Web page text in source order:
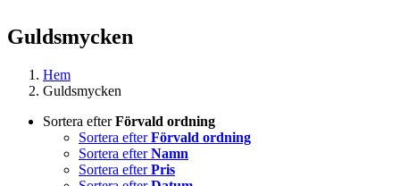
Guldsmycken
Hem
Guldsmycken
Sortera efterFörvald ordning
Sortera efterFörvald ordning
Sortera efterNamn
Sortera efterPris